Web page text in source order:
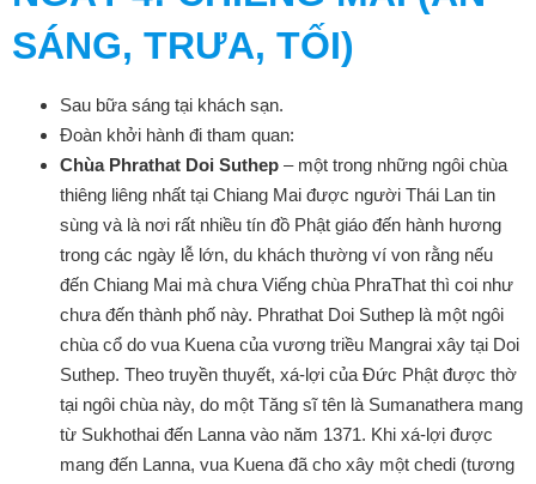
SÁNG, TRƯA, TỐI)
Sau bữa sáng tại khách sạn.
Đoàn khởi hành đi tham quan:
Chùa Phrathat Doi Suthep – một trong những ngôi chùa
thiêng liêng nhất tại Chiang Mai được người Thái Lan tin
sùng và là nơi rất nhiều tín đồ Phật giáo đến hành hương
trong các ngày lễ lớn, du khách thường ví von rằng nếu
đến Chiang Mai mà chưa Viếng chùa PhraThat thì coi như
chưa đến thành phố này. Phrathat Doi Suthep là một ngôi
chùa cổ do vua Kuena của vương triều Mangrai xây tại Doi
Suthep. Theo truyền thuyết, xá-lợi của Đức Phật được thờ
tại ngôi chùa này, do một Tăng sĩ tên là Sumanathera mang
từ Sukhothai đến Lanna vào năm 1371. Khi xá-lợi được
mang đến Lanna, vua Kuena đã cho xây một chedi (tương